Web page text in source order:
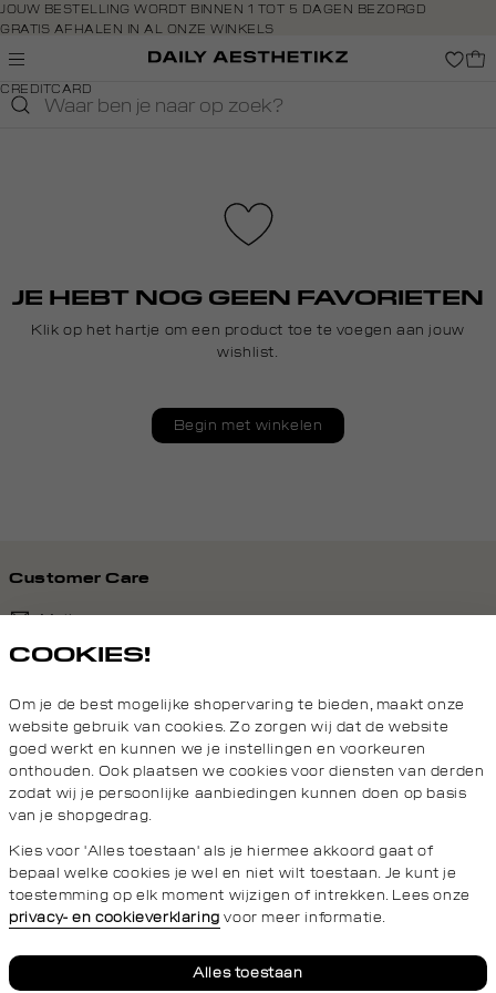
Navigeer
direct naar
de
Open de
JOUW BESTELLING WORDT BINNEN 1 TOT 5 DAGEN BEZORGD
GRATIS AFHALEN IN AL ONZE WINKELS
GRATIS RETOURNEREN BINNEN 14 DAGEN IN DE WINKEL
BETAAL ZOALS JIJ WILT: O.A. IDEAL, RIVERTY, APPLE PAY &
CREDITCARD
JE HEBT NOG GEEN FAVORIETEN
Klik op het hartje om een product toe te voegen aan jouw
wishlist.
Begin met winkelen
Customer Care
Mail ons
Van maandag t/m vrijdag van 8.30 uur tot 18.00 uur.
Service
Privacy- en cookieverklaringAlgemene Voorwaarden
COOKIES!
Om je de best mogelijke shopervaring te bieden, maakt onze
website gebruik van cookies. Zo zorgen wij dat de website
goed werkt en kunnen we je instellingen en voorkeuren
onthouden. Ook plaatsen we cookies voor diensten van derden
zodat wij je persoonlijke aanbiedingen kunnen doen op basis
van je shopgedrag.
Kies voor 'Alles toestaan' als je hiermee akkoord gaat of
bepaal welke cookies je wel en niet wilt toestaan. Je kunt je
toestemming op elk moment wijzigen of intrekken. Lees onze
privacy- en cookieverklaring voor meer informatie.
Alles toestaan